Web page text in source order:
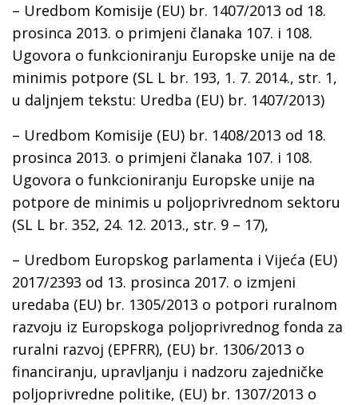
– Uredbom Komisije (EU) br. 1407/2013 оd 18.
prosinca 2013. o primjeni članaka 107. i 108.
Ugovora o funkcioniranju Europske unije na de
minimis potpore (SL L br. 193, 1. 7. 2014., str. 1,
u daljnjem tekstu: Uredba (EU) br. 1407/2013)
– Uredbom Komisije (EU) br. 1408/2013 оd 18.
prosinca 2013. o primjeni članaka 107. i 108.
Ugovora o funkcioniranju Europske unije na
potpore de minimis u poljoprivrednom sektoru
(SL L br. 352, 24. 12. 2013., str. 9 – 17),
– Uredbom Europskog parlamenta i Vijeća (EU)
2017/2393 od 13. prosinca 2017. o izmjeni
uredaba (EU) br. 1305/2013 o potpori ruralnom
razvoju iz Europskoga poljoprivrednog fonda za
ruralni razvoj (EPFRR), (EU) br. 1306/2013 o
financiranju, upravljanju i nadzoru zajedničke
poljoprivredne politike, (EU) br. 1307/2013 o